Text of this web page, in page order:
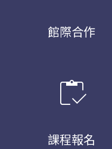
館際合作
inventory
課程報名